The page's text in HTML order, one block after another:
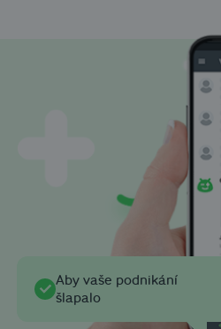
Aby vaše podnikání
šlapalo